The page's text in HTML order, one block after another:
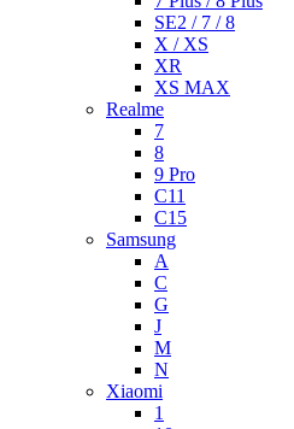
SE2 / 7 / 8
X / XS
XR
XS MAX
Realme
7
8
9 Pro
C11
C15
Samsung
A
C
G
J
M
N
Xiaomi
1